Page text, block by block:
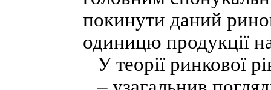
покинути даний
одиницю продукції
У теорії ринкової